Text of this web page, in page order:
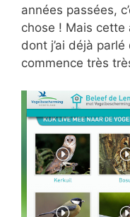
années passées,
chose ! Mais cette
dont j’ai déjà
commence très